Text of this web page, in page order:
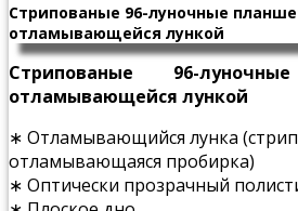
Стрипованые 96-луночные
отламывающейся лункой
Стрипованые 96-
отламывающейся лункой
∗ Отламывающийся лунка
отламывающаяся пробирка)
∗ Оптически прозрачный